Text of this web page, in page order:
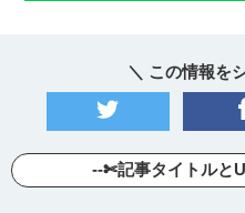
＼ この情報を
--✄記事タイトルと